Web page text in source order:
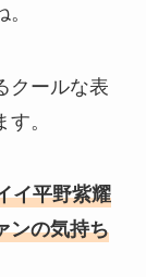
クールな表
。
イ平野紫耀
ンの気持ち